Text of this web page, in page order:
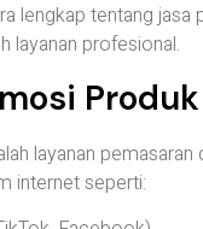
lengkap tentang
layanan profesional.
layanan
internet seperti: